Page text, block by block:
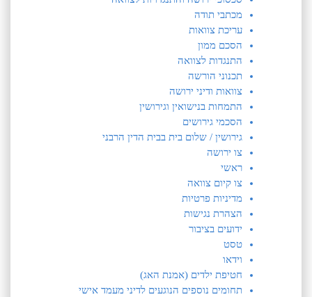
מכתבי תודה
עריכת צוואות
הסכם ממון
התנגדות לצוואה
תכנוני הורשה
צוואות ודיני ירושה
התמחות בנישואין וגירושין
הסכמי גירושים
גירושין / שלום בית בבית הדין הרבני
צו ירושה
ראשי
צו קיום צוואה
מדיניות פרטיות
הצהרת נגישות
ידועים בציבור
טסט
וידאו
חטיפת ילדים (אמנת האג)
תחומים נוספים הנוגעים לדיני מעמד אישי